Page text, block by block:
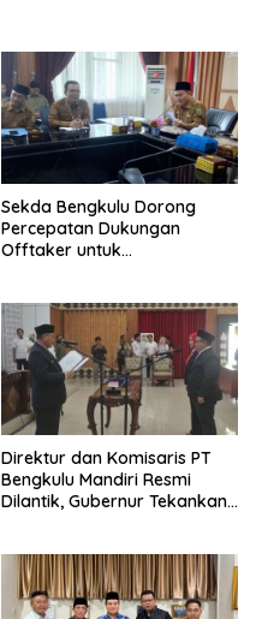
Sekda Bengkulu Dorong
Percepatan Dukungan
Offtaker untuk
Direktur dan Komisaris PT
Bengkulu Mandiri Resmi
Dilantik, Gubernur Tekankan